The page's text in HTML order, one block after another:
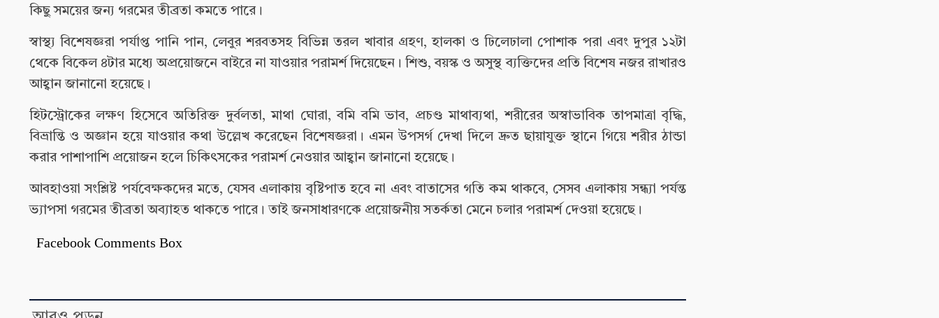
কিছু সময়ের জন্য গরমের তীব্রতা কমতে পারে।
স্বাস্থ্য বিশেষজ্ঞরা পর্যাপ্ত পানি পান, লেবুর শরবতসহ বিভিন্ন তরল খাবার গ্রহণ, হালকা ও ঢিলেঢালা পোশাক পরা এবং দুপুর ১২টা
থেকে বিকেল ৪টার মধ্যে অপ্রয়োজনে বাইরে না যাওয়ার পরামর্শ দিয়েছেন। শিশু, বয়স্ক ও অসুস্থ ব্যক্তিদের প্রতি বিশেষ নজর রাখারও
আহ্বান জানানো হয়েছে।
হিটস্ট্রোকের লক্ষণ হিসেবে অতিরিক্ত দুর্বলতা, মাথা ঘোরা, বমি বমি ভাব, প্রচণ্ড মাথাব্যথা, শরীরের অস্বাভাবিক তাপমাত্রা বৃদ্ধি,
বিভ্রান্তি ও অজ্ঞান হয়ে যাওয়ার কথা উল্লেখ করেছেন বিশেষজ্ঞরা। এমন উপসর্গ দেখা দিলে দ্রুত ছায়াযুক্ত স্থানে গিয়ে শরীর ঠান্ডা
করার পাশাপাশি প্রয়োজন হলে চিকিৎসকের পরামর্শ নেওয়ার আহ্বান জানানো হয়েছে।
আবহাওয়া সংশ্লিষ্ট পর্যবেক্ষকদের মতে, যেসব এলাকায় বৃষ্টিপাত হবে না এবং বাতাসের গতি কম থাকবে, সেসব এলাকায় সন্ধ্যা পর্যন্ত
ভ্যাপসা গরমের তীব্রতা অব্যাহত থাকতে পারে। তাই জনসাধারণকে প্রয়োজনীয় সতর্কতা মেনে চলার পরামর্শ দেওয়া হয়েছে।
Facebook Comments Box